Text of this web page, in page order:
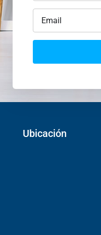
Ubicación